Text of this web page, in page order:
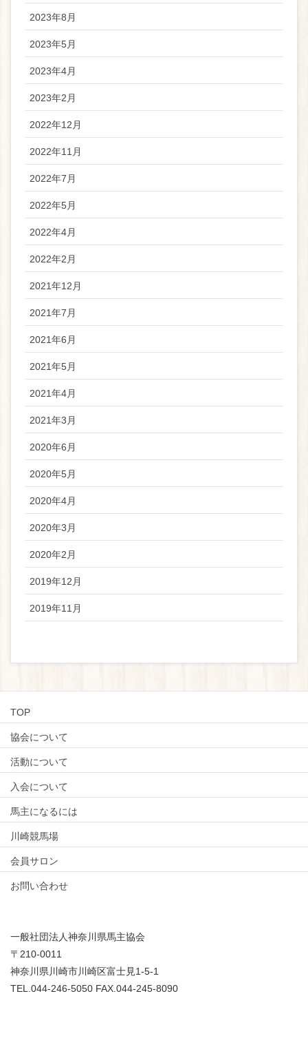
2023年8月
2023年5月
2023年4月
2023年2月
2022年12月
2022年11月
2022年7月
2022年5月
2022年4月
2022年2月
2021年12月
2021年7月
2021年6月
2021年5月
2021年4月
2021年3月
2020年6月
2020年5月
2020年4月
2020年3月
2020年2月
2019年12月
2019年11月
TOP
協会について
活動について
入会について
馬主になるには
川崎競馬場
会員サロン
お問い合わせ
一般社団法人神奈川県馬主協会
〒210-0011
神奈川県川崎市川崎区富士見1-5-1
TEL.044-246-5050 FAX.044-245-8090